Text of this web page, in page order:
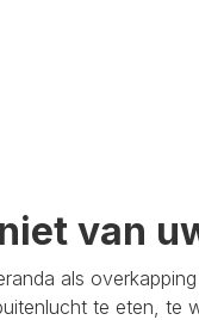
van
als
te eten, te